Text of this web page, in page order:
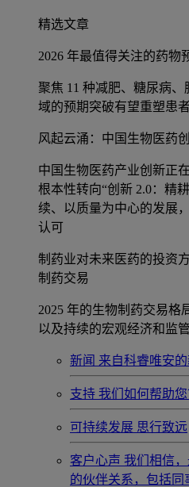
精选文章
2026 年最值得关注的药物
聚焦 11 种减肥、糖尿病
域的预期突破有望重塑患
风起云涌：中国生物医药
中国生物医药产业创新正
根本性转向“创新 2.0：精
续、以质量为中心的发展
认可
制药业对未来医药的投资
制药交易
2025 年的生物制药交易格
以及持续的宏观经济和监
新闻 来自科睿唯安
支持 我们如何帮助您
可持续发展 思行致远
客户心声 我们相信
的伙伴关系，包括